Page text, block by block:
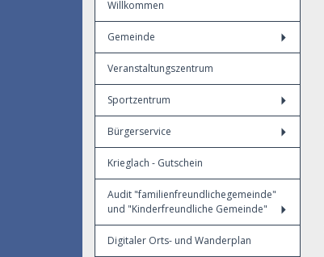
Willkommen
Gemeinde
Veranstaltungszentrum
Sportzentrum
Bürgerservice
Krieglach - Gutschein
Audit "familienfreundlichegemeinde"
und "Kinderfreundliche Gemeinde"
Digitaler Orts- und Wanderplan